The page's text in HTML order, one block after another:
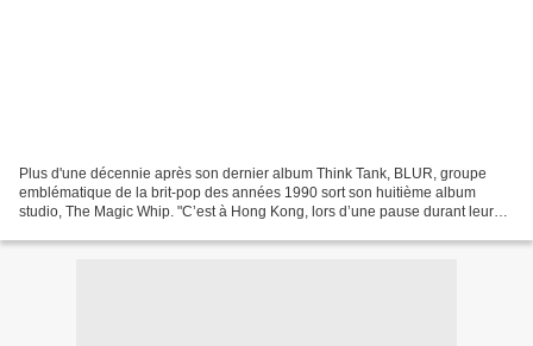
Plus d'une décennie après son dernier album Think Tank, BLUR, groupe
emblématique de la brit-pop des années 1990 sort son huitième album
studio, The Magic Whip. "C’est à Hong Kong, lors d’une pause durant leur